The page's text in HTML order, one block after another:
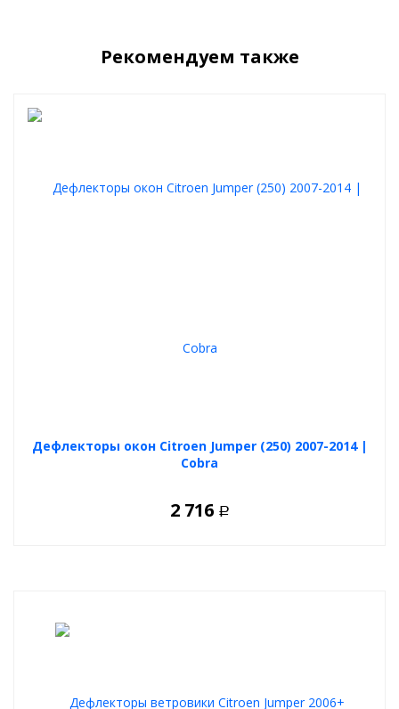
Рекомендуем также
Дефлекторы окон Citroen Jumper (250) 2007-2014 |
Cobra
2 716 Р